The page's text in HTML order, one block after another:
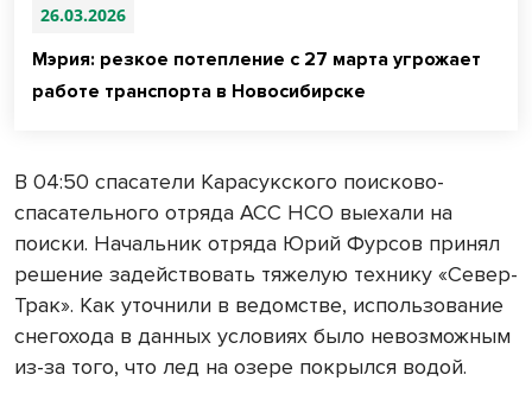
26.03.2026
Мэрия: резкое потепление с 27 марта угрожает
работе транспорта в Новосибирске
В 04:50 спасатели Карасукского поисково-
спасательного отряда АСС НСО выехали на
поиски. Начальник отряда Юрий Фурсов принял
решение задействовать тяжелую технику «Север-
Трак». Как уточнили в ведомстве, использование
снегохода в данных условиях было невозможным
из-за того, что лед на озере покрылся водой.